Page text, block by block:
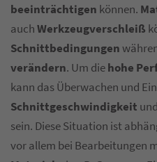
beeinträchtigen können.
auchWerkzeugverschleiß
Schnittbedingungen
verändern. Um diehohe
kann das Überwachen und
Schnittgeschwindigkeit
sein. Diese Situation ist
vor allem bei Bearbeitungen